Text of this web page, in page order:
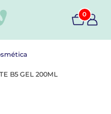
0
B5 GEL 200ML